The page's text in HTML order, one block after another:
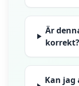
Är
korrekt?
Kan jag